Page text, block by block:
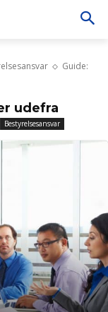
Guide:
udefra
Bestyrelsesansvar